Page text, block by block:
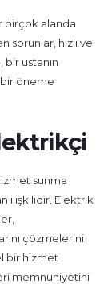
birçok alanda
sorunlar, hızlı ve
ustanın
öneme
sunma
ilişkilidir. Elektrik
çözmelerini
bir hizmet
memnuniyetini